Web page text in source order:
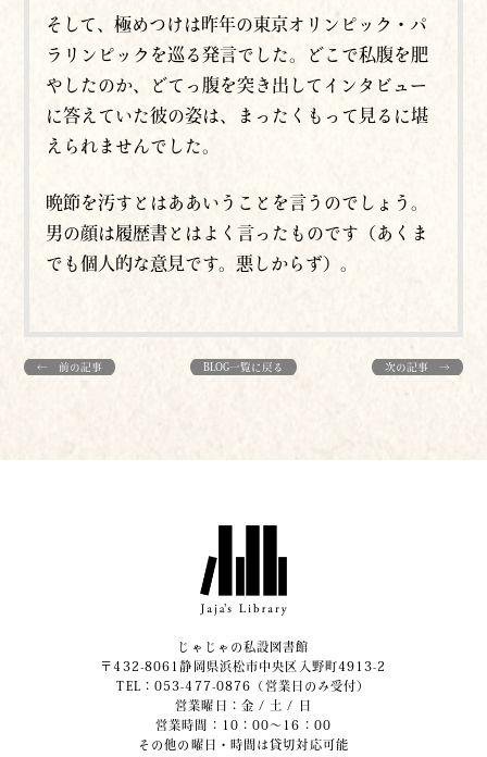
そして、極めつけは昨年の東京オリンピック・パ
ラリンピックを巡る発言でした。どこで私腹を肥
やしたのか、どてっ腹を突き出してインタビュー
に答えていた彼の姿は、まったくもって見るに堪
えられませんでした。
晩節を汚すとはああいうことを言うのでしょう。
男の顔は履歴書とはよく言ったものです（あくま
でも個人的な意見です。悪しからず）。
← 前の記事 BLOG一覧に戻る 次の記事 →
じゃじゃの私設図書館
〒432-8061静岡県浜松市中央区入野町4913-2
​TEL：053-477-0876（営業日のみ受付）
営業曜日：金 / 土 / 日
営業時間：10：00～16：00
その他の曜日・時間は貸切対応可能